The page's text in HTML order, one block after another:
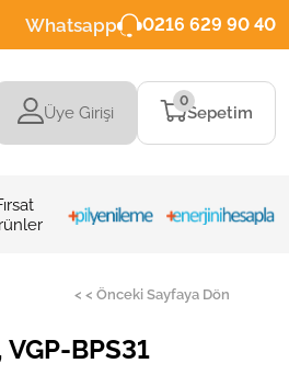
Whatsapp 0216 629 90 40
Üye Girişi Sepetim
0
< < Önceki Sayfaya Dön
BPS31